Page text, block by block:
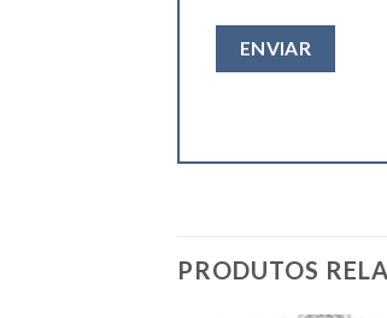
PRODUTOS